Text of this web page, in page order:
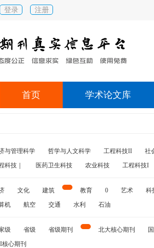
登录 注册
首页 学术论文库
与管理科学 哲学与人文科学 工程科技II 社
科技｜
医药卫生科技 农业科技 工程科技I
文化 建筑 教育 0 艺术 科
机
航空 交通 水利 石油
级 省级 省级期刊 北大核心期刊
核心期刊